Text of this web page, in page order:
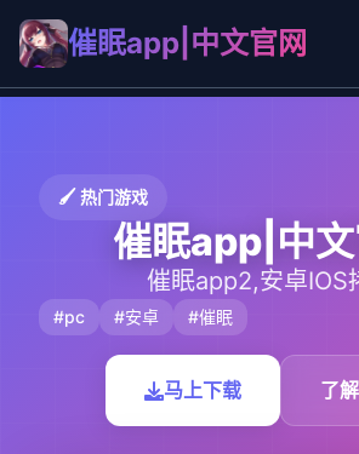
催眠app|中文官网
🖌️ 热门游戏
催眠app|中文
催眠app2,安卓IOS
#pc #安卓 #催眠
马上下载 了